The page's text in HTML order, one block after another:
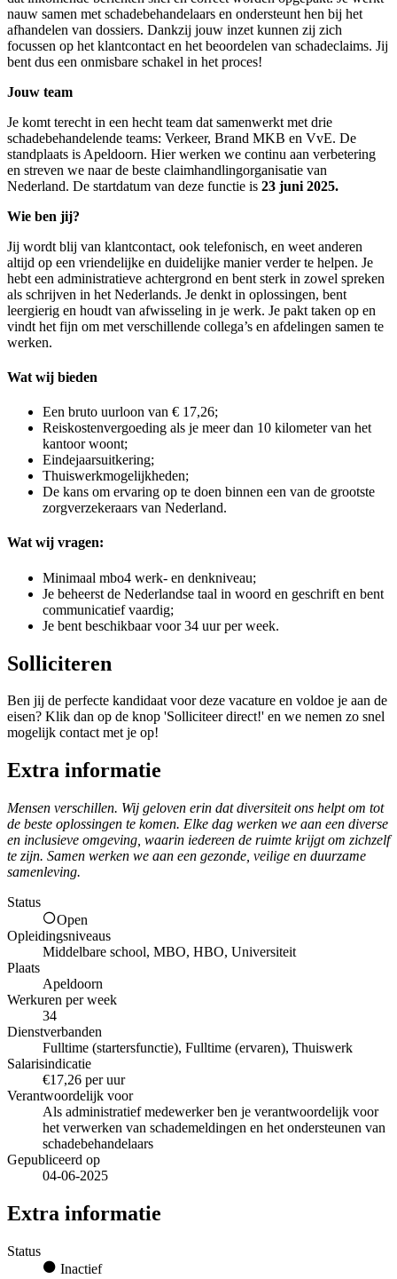
nauw samen met schadebehandelaars en ondersteunt hen bij het
afhandelen van dossiers. Dankzij jouw inzet kunnen zij zich
focussen op het klantcontact en het beoordelen van schadeclaims. Jij
bent dus een onmisbare schakel in het proces!
Jouw team
Je komt terecht in een hecht team dat samenwerkt met drie
schadebehandelende teams: Verkeer, Brand MKB en VvE. De
standplaats is Apeldoorn. Hier werken we continu aan verbetering
en streven we naar de beste claimhandlingorganisatie van
Nederland. De startdatum van deze functie is 23 juni 2025.
Wie ben jij?
Jij wordt blij van klantcontact, ook telefonisch, en weet anderen
altijd op een vriendelijke en duidelijke manier verder te helpen. Je
hebt een administratieve achtergrond en bent sterk in zowel spreken
als schrijven in het Nederlands. Je denkt in oplossingen, bent
leergierig en houdt van afwisseling in je werk. Je pakt taken op en
vindt het fijn om met verschillende collega’s en afdelingen samen te
werken.
Wat wij bieden
Een bruto uurloon van € 17,26;
Reiskostenvergoeding als je meer dan 10 kilometer van het
kantoor woont;
Eindejaarsuitkering;
Thuiswerkmogelijkheden;
De kans om ervaring op te doen binnen een van de grootste
zorgverzekeraars van Nederland.
Wat wij vragen:
Minimaal mbo4 werk- en denkniveau;
Je beheerst de Nederlandse taal in woord en geschrift en bent
communicatief vaardig;
Je bent beschikbaar voor 34 uur per week.
Solliciteren
Ben jij de perfecte kandidaat voor deze vacature en voldoe je aan de
eisen? Klik dan op de knop 'Solliciteer direct!' en we nemen zo snel
mogelijk contact met je op!
Extra informatie
Mensen verschillen. Wij geloven erin dat diversiteit ons helpt om tot
de beste oplossingen te komen. Elke dag werken we aan een diverse
en inclusieve omgeving, waarin iedereen de ruimte krijgt om zichzelf
te zijn. Samen werken we aan een gezonde, veilige en duurzame
samenleving.
Status
Open
Opleidingsniveaus
Middelbare school, MBO, HBO, Universiteit
Plaats
Apeldoorn
Werkuren per week
34
Dienstverbanden
Fulltime (startersfunctie), Fulltime (ervaren), Thuiswerk
Salarisindicatie
€17,26 per uur
Verantwoordelijk voor
Als administratief medewerker ben je verantwoordelijk voor
het verwerken van schademeldingen en het ondersteunen van
schadebehandelaars
Gepubliceerd op
04-06-2025
Extra informatie
Status
Inactief